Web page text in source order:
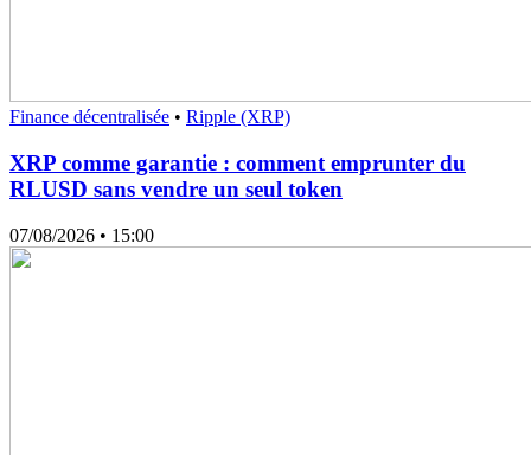
Finance décentralisée • Ripple (XRP)
XRP comme garantie : comment emprunter du
RLUSD sans vendre un seul token
07/08/2026 • 15:00